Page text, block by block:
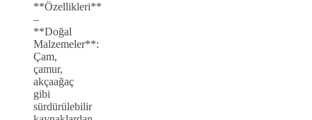
**Özellikleri**
–
**Doğal
Malzemeler**:
Çam,
çamur,
akçaağaç
gibi
sürdürülebilir